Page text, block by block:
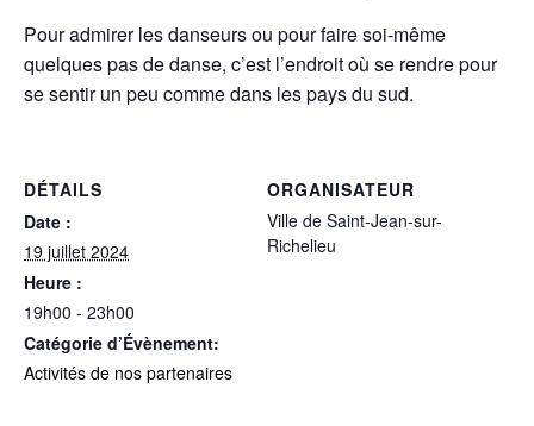
Pour admirer les danseurs ou pour faire soi-même
quelques pas de danse, c’est l’endroit où se rendre pour
se sentir un peu comme dans les pays du sud.
DÉTAILS
Date :
19 juillet 2024
Heure :
19h00 - 23h00
Catégorie d’Évènement:
Activités de nos partenaires
ORGANISATEUR
Ville de Saint-Jean-sur-
Richelieu